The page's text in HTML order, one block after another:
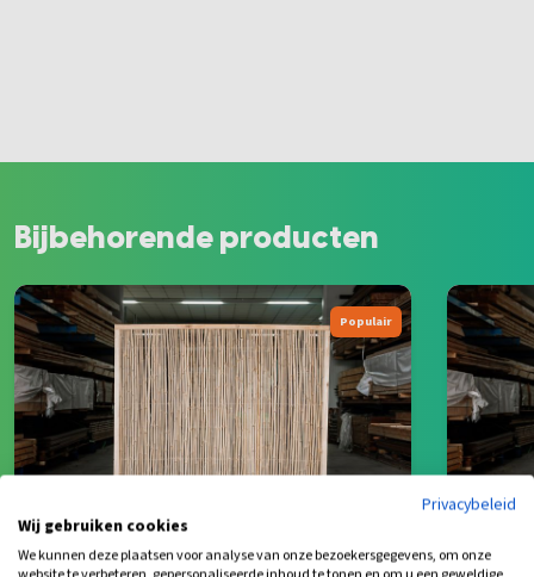
Bijbehorende producten
Populair
Privacybeleid
Wij gebruiken cookies
We kunnen deze plaatsen voor analyse van onze bezoekersgegevens, om onze